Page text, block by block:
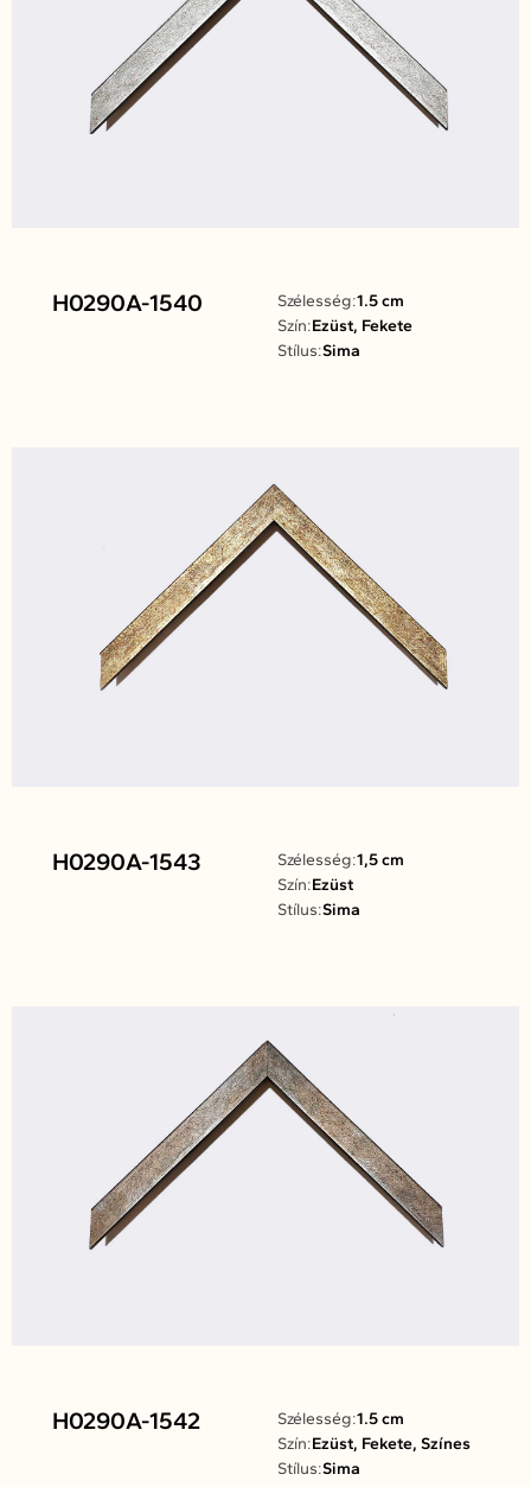
H0290A-1540 Szélesség:1.5 cm
Szín:Ezüst, Fekete
Stílus:Sima
H0290A-1543 Szélesség:1,5 cm
Szín:Ezüst
Stílus:Sima
H0290A-1542 Szélesség:1.5 cm
Szín:Ezüst, Fekete, Színes
Stílus:Sima